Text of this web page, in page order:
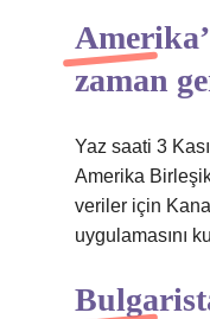
zaman
Yaz saati 3
Amerika
veriler için
uygulamasını